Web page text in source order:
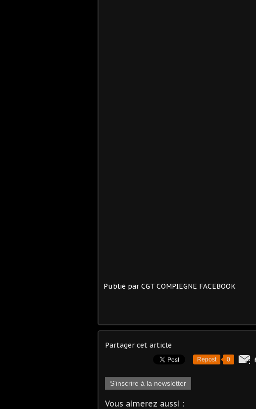
Publié par CGT COMPIEGNE FACEBOOK
Partager cet article
Repost 0
S'inscrire à la newsletter
Vous aimerez aussi :